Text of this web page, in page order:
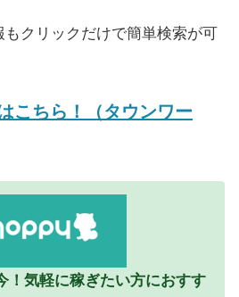
クリックだけで簡単検索が可
こちら！（タウンワー
！気軽に稼ぎたい方におすす